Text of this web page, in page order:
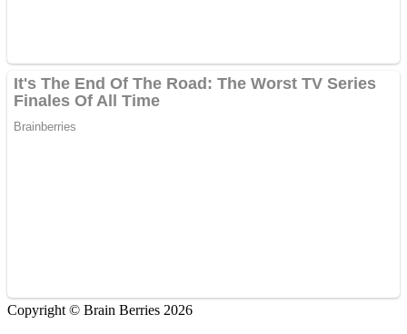
Copyright © Brain Berries 2026